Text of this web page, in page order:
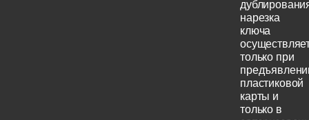
нарезка
ключа
только при
пластиковой
карты и
только в